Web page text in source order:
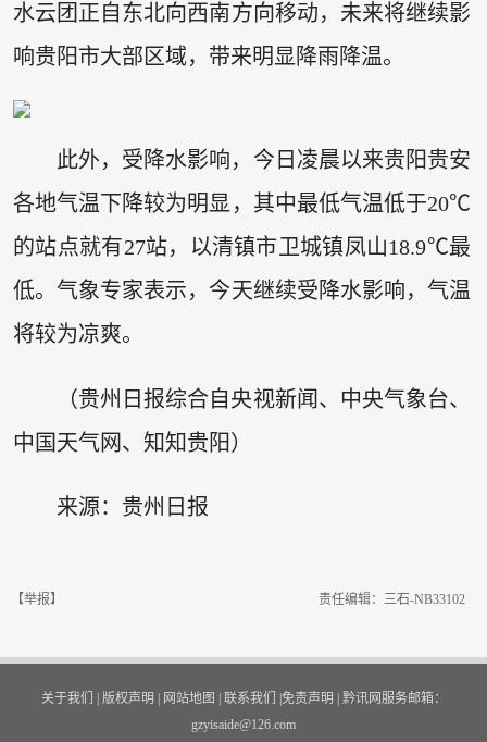
水云团正自东北向西南方向移动，未来将继续影
响贵阳市大部区域，带来明显降雨降温。
此外，受降水影响，今日凌晨以来贵阳贵安
各地气温下降较为明显，其中最低气温低于20℃
的站点就有27站，以清镇市卫城镇凤山18.9℃最
低。气象专家表示，今天继续受降水影响，气温
将较为凉爽。
（贵州日报综合自央视新闻、中央气象台、
中国天气网、知知贵阳）
来源：贵州日报
【举报】 责任编辑：三石-NB33102
关于我们 版权声明 网站地图 联系我们 免责声明
黔讯网服务邮箱：
gzyisaide@126.com